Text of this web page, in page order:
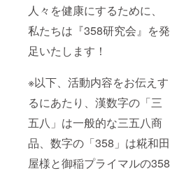
人々を健康にするために、
私たちは『358研究会』を発
足いたします！
※以下、活動内容をお伝えす
るにあたり、漢数字の「三
五八」は一般的な三五八商
品、数字の「358」は糀和田
屋様と御稲プライマルの358